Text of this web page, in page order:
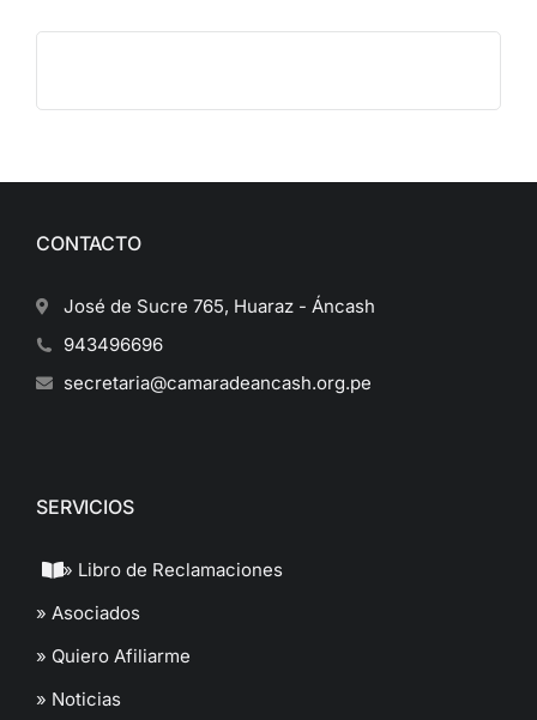
CONTACTO
José de Sucre 765, Huaraz - Áncash
943496696
secretaria@camaradeancash.org.pe
SERVICIOS
» Libro de Reclamaciones
» Asociados
» Quiero Afiliarme
» Noticias